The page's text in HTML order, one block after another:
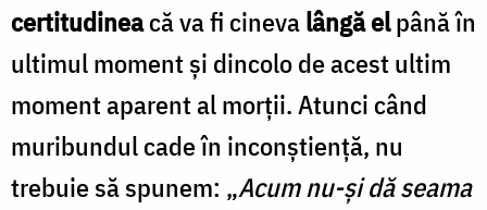
certitudineacă va fi cinevalângă elpână în
ultimul moment şi dincolo de acest ultim
moment aparent al morţii. Atunci când
muribundul cade în inconştienţă, nu
trebuie să spunem: „Acum nu-şi dă seama